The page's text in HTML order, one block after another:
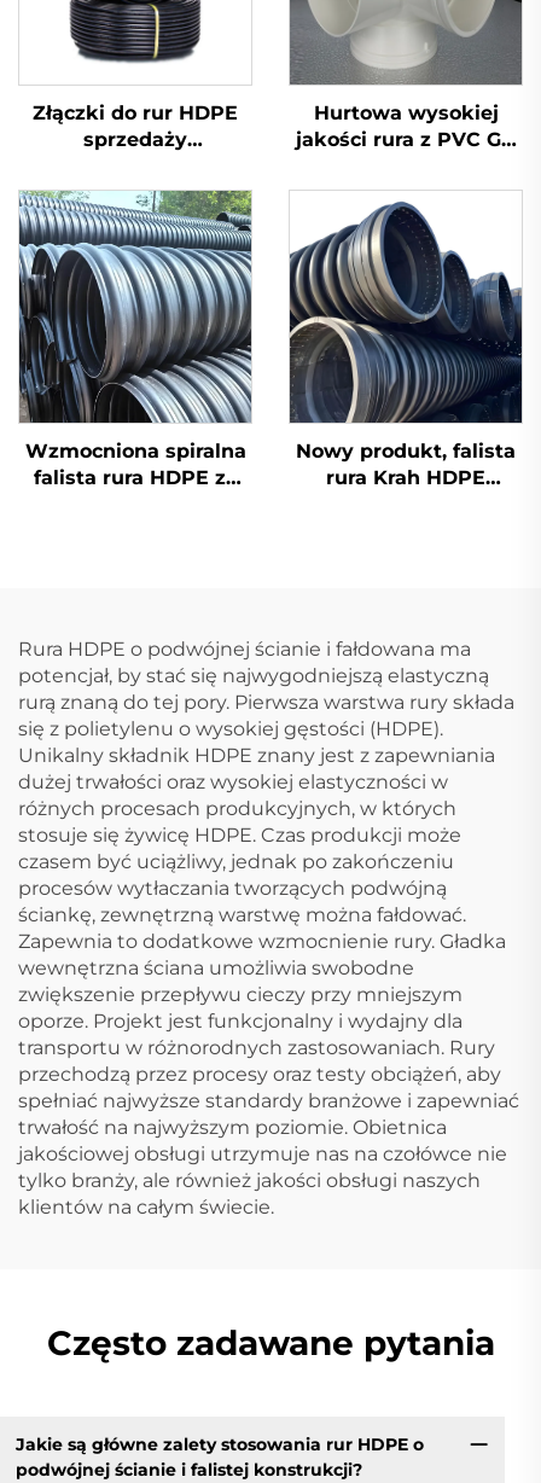
Złączki do rur HDPE
sprzedaży
fabryki, łuk spawany
czołowo
Hurtowa wysokiej
jakości rura z PVC GB
krzyżowa z tworzywa
sztucznego UPVC
kształtki 3D
czterokierunkowe
Wzmocniona spiralna
falista rura HDPE ze
Nowy produkt, falista
rura Krah HDPE
Rura HDPE o podwójnej ścianie i fałdowana ma
potencjał, by stać się najwygodniejszą elastyczną
rurą znaną do tej pory. Pierwsza warstwa rury składa
się z polietylenu o wysokiej gęstości (HDPE).
Unikalny składnik HDPE znany jest z zapewniania
dużej trwałości oraz wysokiej elastyczności w
różnych procesach produkcyjnych, w których
stosuje się żywicę HDPE. Czas produkcji może
czasem być uciążliwy, jednak po zakończeniu
procesów wytłaczania tworzących podwójną
ściankę, zewnętrzną warstwę można fałdować.
Zapewnia to dodatkowe wzmocnienie rury. Gładka
wewnętrzna ściana umożliwia swobodne
zwiększenie przepływu cieczy przy mniejszym
oporze. Projekt jest funkcjonalny i wydajny dla
transportu w różnorodnych zastosowaniach. Rury
przechodzą przez procesy oraz testy obciążeń, aby
spełniać najwyższe standardy branżowe i zapewniać
trwałość na najwyższym poziomie. Obietnica
jakościowej obsługi utrzymuje nas na czołówce nie
tylko branży, ale również jakości obsługi naszych
klientów na całym świecie.
Często zadawane pytania
Jakie są główne zalety stosowania rur HDPE o
podwójnej ścianie i falistej konstrukcji?